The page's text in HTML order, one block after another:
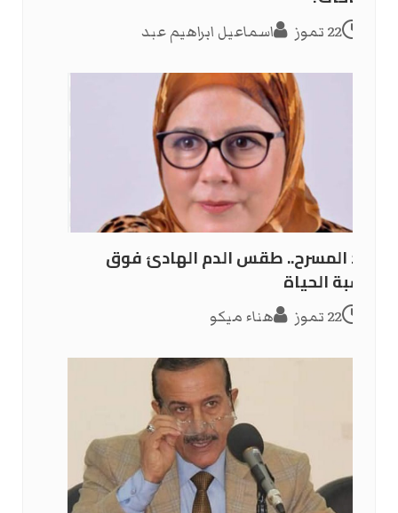
22 تموز اسماعيل ابراهيم عبد
ضد المسرح.. طقس الدم الهادئ فوق
خشبة الحياة
22 تموز هناء ميكو